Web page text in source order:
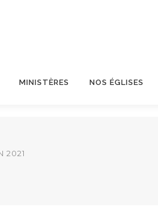
MINISTÈRES NOS ÉGLISES
2021